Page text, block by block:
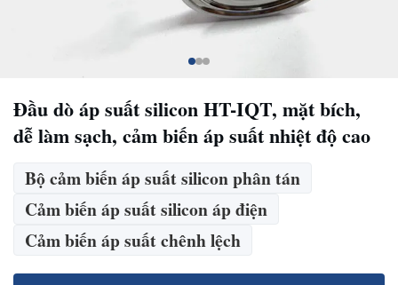
Đầu dò áp suất silicon HT-IQT, mặt bích,
dễ làm sạch, cảm biến áp suất nhiệt độ cao
Bộ cảm biến áp suất silicon phân tán
Cảm biến áp suất silicon áp điện
Cảm biến áp suất chênh lệch